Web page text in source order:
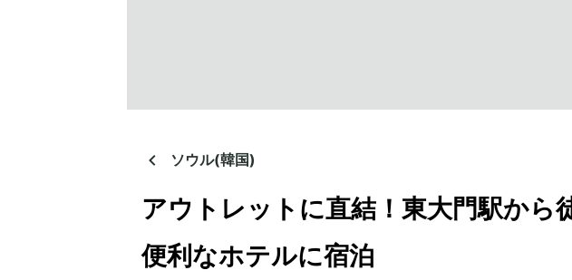
ソウル(韓国)
アウトレットに直結！東大門駅か
便利なホテルに宿泊